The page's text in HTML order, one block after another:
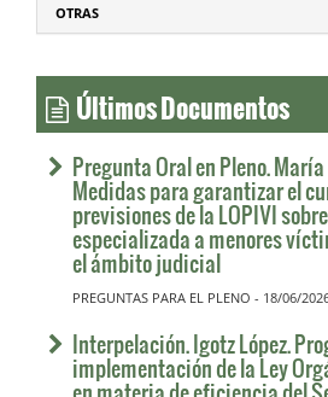
OTRAS
Últimos Documentos
Pregunta Oral en Pleno.
Medidas para garantizar el
previsiones de la LOPIVI
especializada a menores
el ámbito judicial
PREGUNTAS PARA EL PLENO - 18/06/
Interpelación. Igotz López.
implementación de la Ley